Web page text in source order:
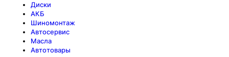
Диски
АКБ
Шиномонтаж
Автосервис
Масла
Автотовары